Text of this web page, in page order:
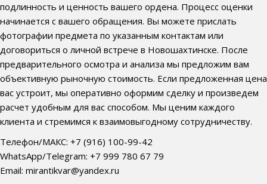
подлинность и ценность вашего ордена. Процесс оценки
начинается с вашего обращения. Вы можете прислать
фотографии предмета по указанным контактам или
договориться о личной встрече в Новошахтинске. После
предварительного осмотра и анализа мы предложим вам
объективную рыночную стоимость. Если предложенная цена
вас устроит, мы оперативно оформим сделку и произведем
расчет удобным для вас способом. Мы ценим каждого
клиента и стремимся к взаимовыгодному сотрудничеству.
Телефон/МАКС: +7 (916) 100-99-42
WhatsApp/Telegram: +7 999 780 67 79
Email: mirantikvar@yandex.ru